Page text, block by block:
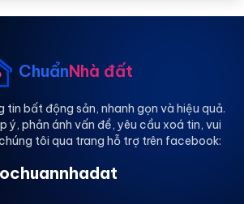
ChuẩnNhà đất
tin bất động sản, nhanh gọn và hiệu quả.
ý, phản ánh vấn đề, yêu cầu xoá tin, vui
tôi qua trang hỗ trợ trên facebook: